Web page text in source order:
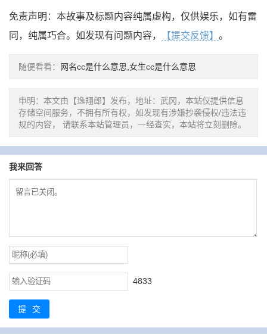
免责声明：本故事及标题内容纯属虚构，仅供娱乐，如有雷
同，纯属巧合。如发现有问题内容，
【提交反馈】 。
随便看看： 网名cc是什么意思,女生cc是什么意思
申明：本文由【逸翔郎】发布，地址：武冈，本站仅提供信息
存储空间服务，不拥有所有权，如发现有涉嫌抄袭侵权/违法违
规的内容， 请联系本站管理员，一经查实，本站将立刻删除。
我来回答
4833
提交